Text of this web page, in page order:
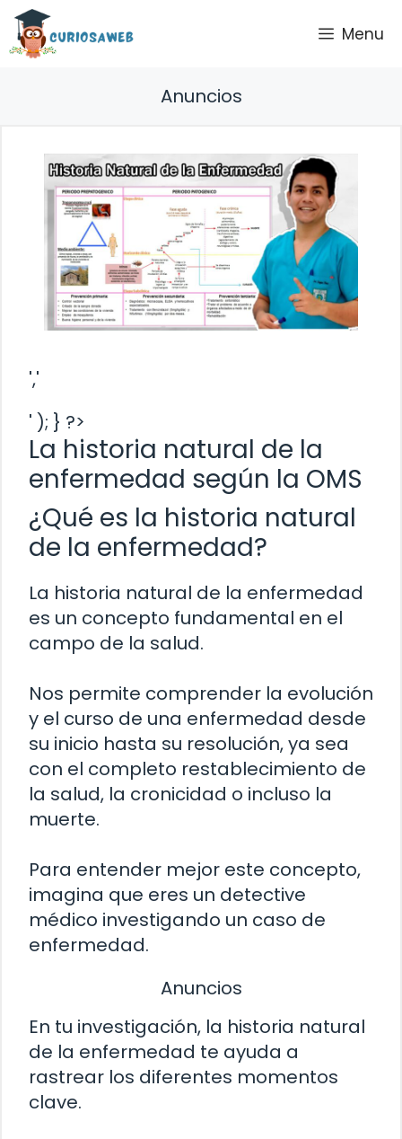
Saltar
contenido
Menu
Anuncios
','
' ); } ?>
La historia natural de la
enfermedad según la OMS
¿Qué es la historia natural
de la enfermedad?
La historia natural de la enfermedad
es un concepto fundamental en el
campo de la salud.
Nos permite comprender la evolución
y el curso de una enfermedad desde
su inicio hasta su resolución, ya sea
con el completo restablecimiento de
la salud, la cronicidad o incluso la
muerte.
Para entender mejor este concepto,
imagina que eres un detective
médico investigando un caso de
enfermedad.
Anuncios
En tu investigación, la historia natural
de la enfermedad te ayuda a
rastrear los diferentes momentos
clave.